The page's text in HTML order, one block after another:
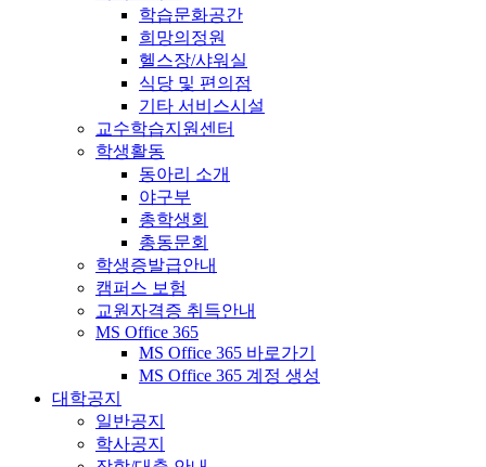
학습문화공간
희망의정원
헬스장/샤워실
식당 및 편의점
기타 서비스시설
교수학습지원센터
학생활동
동아리 소개
야구부
총학생회
총동문회
학생증발급안내
캠퍼스 보험
교원자격증 취득안내
MS Office 365
MS Office 365 바로가기
MS Office 365 계정 생성
대학공지
일반공지
학사공지